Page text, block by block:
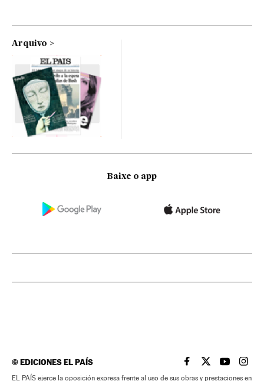
Arquivo
Baixe o app
©EDICIONES EL PAÍS EL PAÍS BRASIL EN
EL PAÍSEL PAÍS
EL
EL PAÍS ejerce la oposición expresa frente al uso de sus obras y prestaciones en